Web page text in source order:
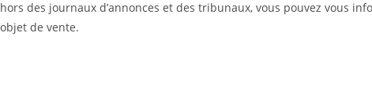
des journaux d’annonces et des tribunaux, vous pouvez vous
de vente.